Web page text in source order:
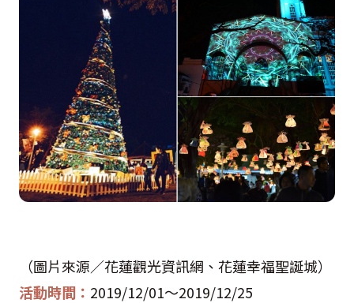
（圖片來源／花蓮觀光資訊網、花蓮幸福聖誕城）
活動時間： 2019/12/01～2019/12/25